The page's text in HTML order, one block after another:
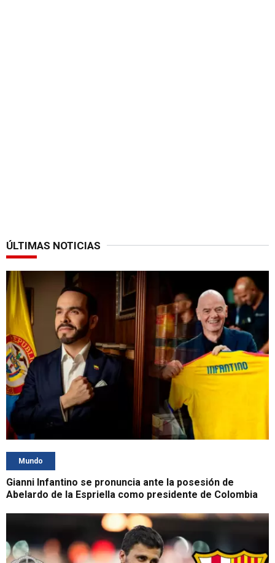
ÚLTIMAS NOTICIAS
Mundo
Gianni Infantino se pronuncia ante la posesión de
Abelardo de la Espriella como presidente de Colombia